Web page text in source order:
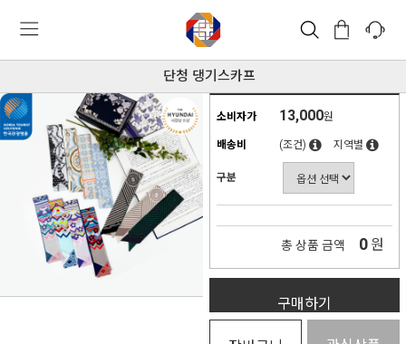
단청 댕기스카프
소비자가 13,000원
배송비 (조건) 지역별
구분
총 상품 금액 0 원
구매하기